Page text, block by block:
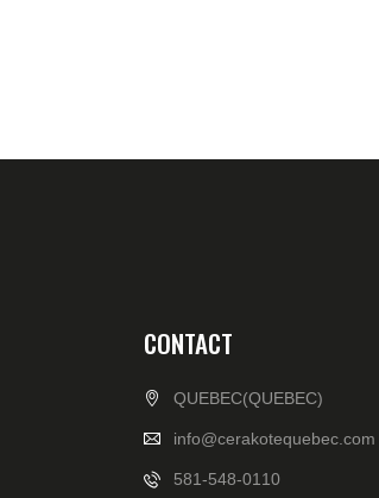
CONTACT
QUEBEC(QUEBEC)
info@cerakotequebec.com
581-548-0110